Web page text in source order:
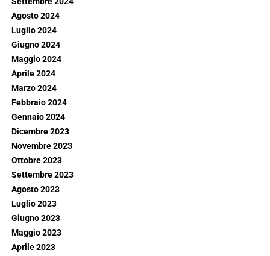
Agosto 2024
Luglio 2024
Giugno 2024
Maggio 2024
Aprile 2024
Marzo 2024
Febbraio 2024
Gennaio 2024
Dicembre 2023
Novembre 2023
Ottobre 2023
Settembre 2023
Agosto 2023
Luglio 2023
Giugno 2023
Maggio 2023
Aprile 2023